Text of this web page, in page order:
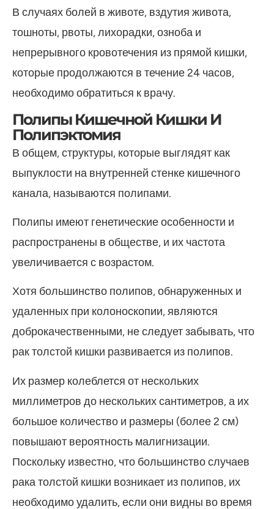
В случаях болей в животе, вздутия живота,
тошноты, рвоты, лихорадки, озноба и
непрерывного кровотечения из прямой кишки,
которые продолжаются в течение 24 часов,
необходимо обратиться к врачу.
Полипы Кишечной Кишки И
Полипэктомия
В общем, структуры, которые выглядят как
выпуклости на внутренней стенке кишечного
канала, называются полипами.
Полипы имеют генетические особенности и
распространены в обществе, и их частота
увеличивается с возрастом.
Хотя большинство полипов, обнаруженных и
удаленных при колоноскопии, являются
доброкачественными, не следует забывать, что
рак толстой кишки развивается из полипов.
Их размер колеблется от нескольких
миллиметров до нескольких сантиметров, а их
большое количество и размеры (более 2 см)
повышают вероятность малигнизации.
Поскольку известно, что большинство случаев
рака толстой кишки возникает из полипов, их
необходимо удалить, если они видны во время